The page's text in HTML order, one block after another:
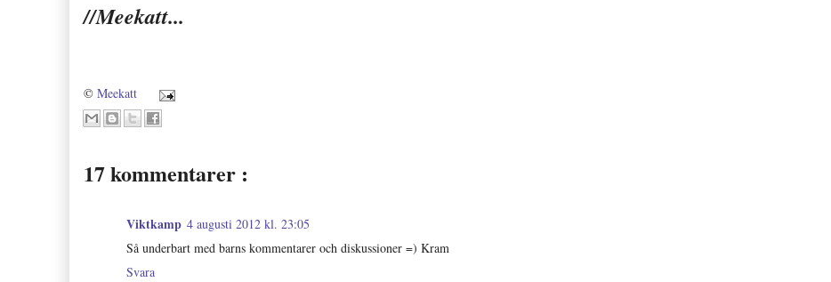
//Meekatt...
© Meekatt
17 kommentarer :
Viktkamp 4 augusti 2012 kl. 23:05
Så underbart med barns kommentarer och diskussioner =) Kram
Svara